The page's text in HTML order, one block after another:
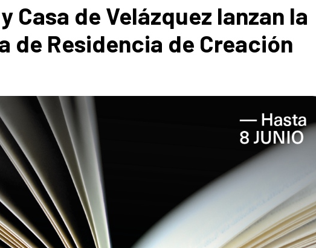
Casa de Velázquez lanzan la
Residencia de Creación